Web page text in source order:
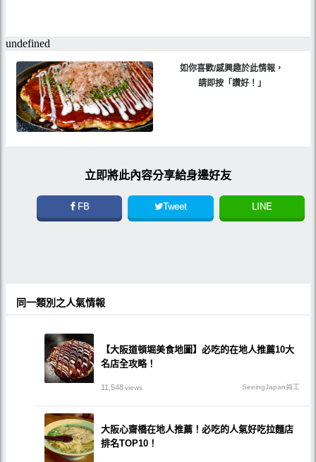
如你喜歡/感興趣於此情報，
請即按「讚好！」
立即將此內容分享給身邊好友
FB Tweet LINE
同一類別之人氣情報
【大阪道頓堀美食地圖】必吃的在地人推薦10大
名店全攻略！
11,548views SeeingJapan員工
大阪心齋橋在地人推薦！必吃的人氣好吃拉麵店
排名TOP10！